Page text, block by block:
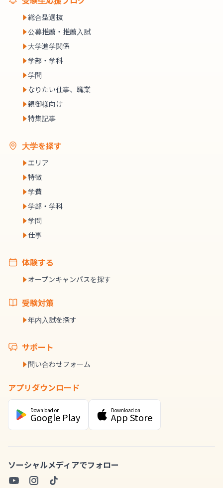
総合型選抜
公募推薦・推薦入試
大学進学関係
学部・学科
学問
なりたい仕事、職業
親御様向け
特集記事
大学を探す
エリア
特徴
学費
学部・学科
学問
仕事
体験する
オープンキャンパスを探す
受験対策
年内入試を探す
サポート
問い合わせフォーム
アプリダウンロード
Download on
Google Play
Download on
App Store
ソーシャルメディアでフォロー